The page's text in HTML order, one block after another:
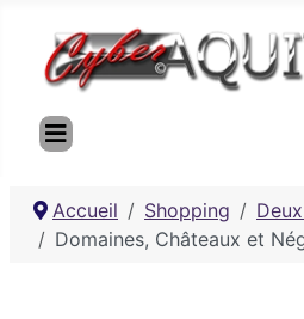
Accueil Shopping
Domaines, Châteaux et